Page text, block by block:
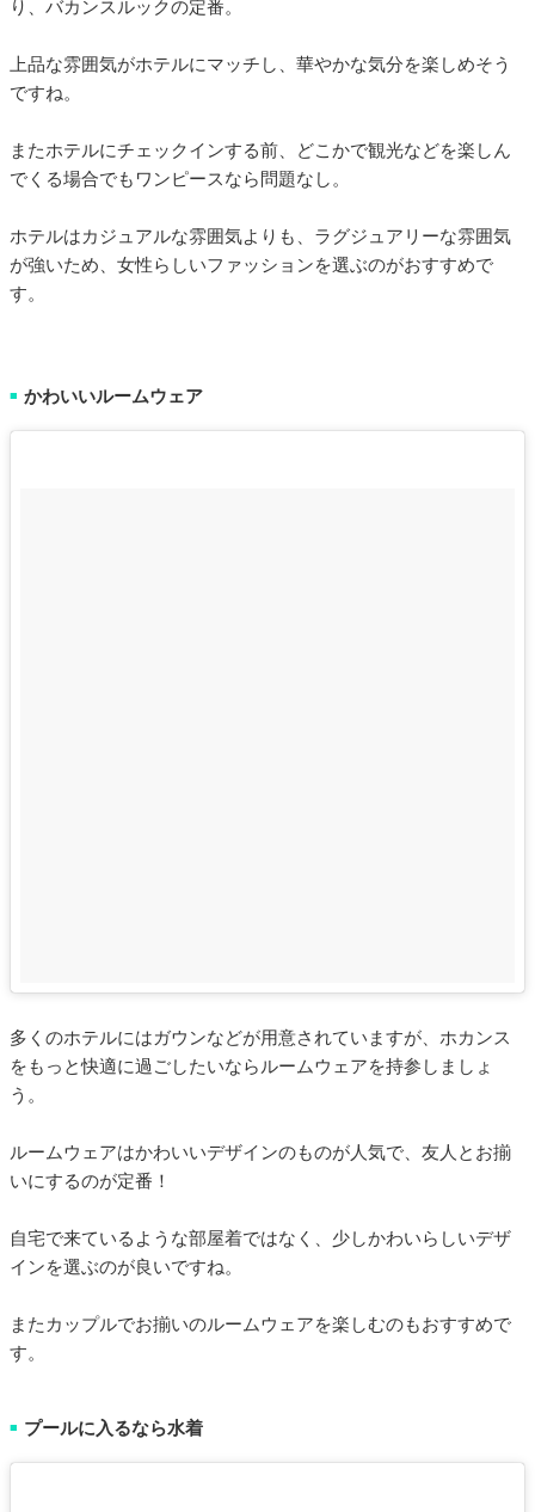
り、バカンスルックの定番。
上品な雰囲気がホテルにマッチし、華やかな気分を楽しめそう
ですね。
またホテルにチェックインする前、どこかで観光などを楽しん
でくる場合でもワンピースなら問題なし。
ホテルはカジュアルな雰囲気よりも、ラグジュアリーな雰囲気
が強いため、女性らしいファッションを選ぶのがおすすめで
す。
■ かわいいルームウェア
多くのホテルにはガウンなどが用意されていますが、ホカンス
をもっと快適に過ごしたいならルームウェアを持参しましょ
う。
ルームウェアはかわいいデザインのものが人気で、友人とお揃
いにするのが定番！
自宅で来ているような部屋着ではなく、少しかわいらしいデザ
インを選ぶのが良いですね。
またカップルでお揃いのルームウェアを楽しむのもおすすめで
す。
■ プールに入るなら水着